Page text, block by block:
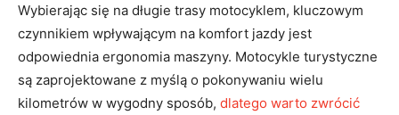
Wybierając się na długie trasy motocyklem, kluczowym
czynnikiem wpływającym na komfort jazdy jest
odpowiednia ergonomia maszyny. Motocykle turystyczne
są zaprojektowane z myślą o pokonywaniu wielu
kilometrów w wygodny sposób, dlatego warto zwrócić